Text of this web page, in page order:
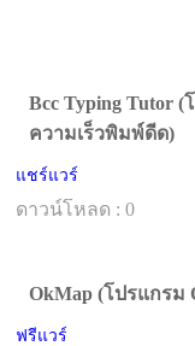
Bcc Typing Tutor
ความเร็วพิมพ์ดีด)
แชร์แวร์
ดาวน์โหลด : 0
OkMap (โปรแกรม
ฟรีแวร์